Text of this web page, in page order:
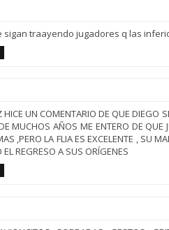
sigan traayendo jugadores q las
HICE UN COMENTARIO DE QUE DIEGO
MUCHOS AÑOS ME ENTERO DE
,PERO LA FLIA ES EXCELENTE , SU
EL REGRESO A SUS ORÍGENES